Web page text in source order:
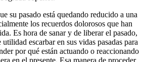
su pasado está quedando reducido a una
los recuerdos dolorosos que han
Es hora de sanar y de liberar el pasado,
escarbar en sus vidas pasadas para
por qué están actuando o reaccionando